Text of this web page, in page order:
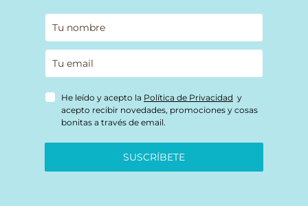
He leído y acepto la Política de Privacidad y
acepto recibir novedades, promociones y cosas
bonitas a través de email.
SUSCRÍBETE